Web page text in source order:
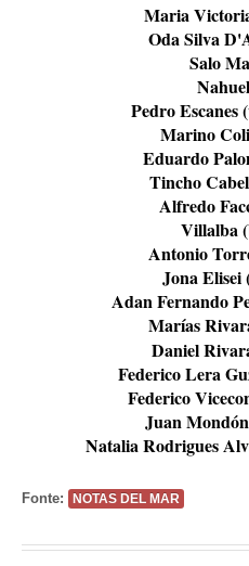
Maria
Oda Silva
Salo
Pedro Escanes
Marino
Eduardo
Tincho
Alfredo
Villalba
Antonio
Jona Elisei
Adan Fernando
Marías
Daniel
Federico Lera
Federico
Juan
Natalia Rodrigues
Fonte: NOTAS DEL MAR